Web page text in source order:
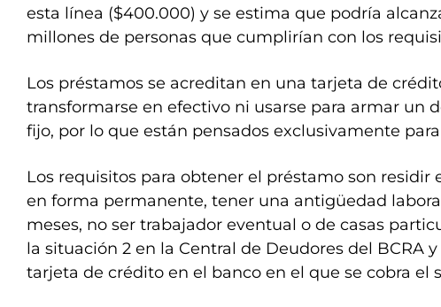
esta línea ($400.000) y se estima que podría
millones de personas que cumplirían con los
Los préstamos se acreditan en una tarjeta de
transformarse en efectivo ni usarse para armar un
fijo, por lo que están pensados exclusivamente
Los requisitos para obtener el préstamo son residir
en forma permanente, tener una antigüedad
meses, no ser trabajador eventual o de casas
la situación 2 en la Central de Deudores del BCRA
tarjeta de crédito en el banco en el que se cobra el